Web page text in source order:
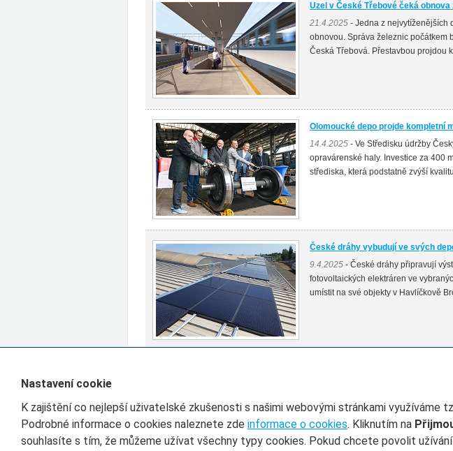
Uzel v České Třebové čeká obnova
21.4.2025 - Jedna z nejvytíženějších
obnovou. Správa železnic počátkem
Česká Třebová. Přestavbou projdou
Olomoucké depo projde kompletní
14.4.2025 - Ve Středisku údržby
opravárenské haly. Investice za 400
střediska, která podstatně zvýší
České dráhy vybudují ve svých
9.4.2025 - České dráhy připravují
fotovoltaických elektráren ve
umístit na své objekty v Havlíčkově
Datum od Datum do
Nastavení cookie
K zajištění co nejlepší uživatelské zkušenosti s našimi webovými stránkami využíváme
Podrobné informace o cookies naleznete zde informace o cookies. Kliknutím na
souhlasíte s tím, že můžeme užívat všechny typy cookies. Pokud chcete povolit